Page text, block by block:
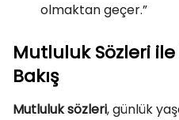
olmaktan geçer.”
Mutluluk Sözleri
Bakış
Mutluluk sözleri, günlük